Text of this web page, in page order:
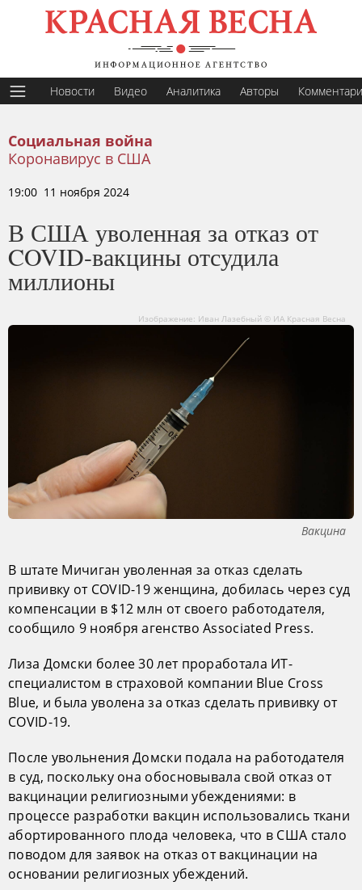
Новости Видео Аналитика Авторы
Социальная война
Коронавирус в США
19:00 11 ноября 2024
В США уволенная за отказ от
COVID-вакцины отсудила
миллионы
Изображение: Иван Лазебный © ИА Красная Весна
Вакцина
В штате Мичиган уволенная за отказ сделать
прививку от COVID-19 женщина, добилась через суд
компенсации в $12 млн от своего работодателя,
сообщило 9 ноября агенство Associated Press.
Лиза Домски более 30 лет проработала ИТ-
специалистом в страховой компании Blue Cross
Blue, и была уволена за отказ сделать прививку от
COVID-19.
После увольнения Домски подала на работодателя
в суд, поскольку она обосновывала свой отказ от
вакцинации религиозными убеждениями: в
процессе разработки вакцин использовались ткани
абортированного плода человека, что в США стало
поводом для заявок на отказ от вакцинации на
основании религиозных убеждений.